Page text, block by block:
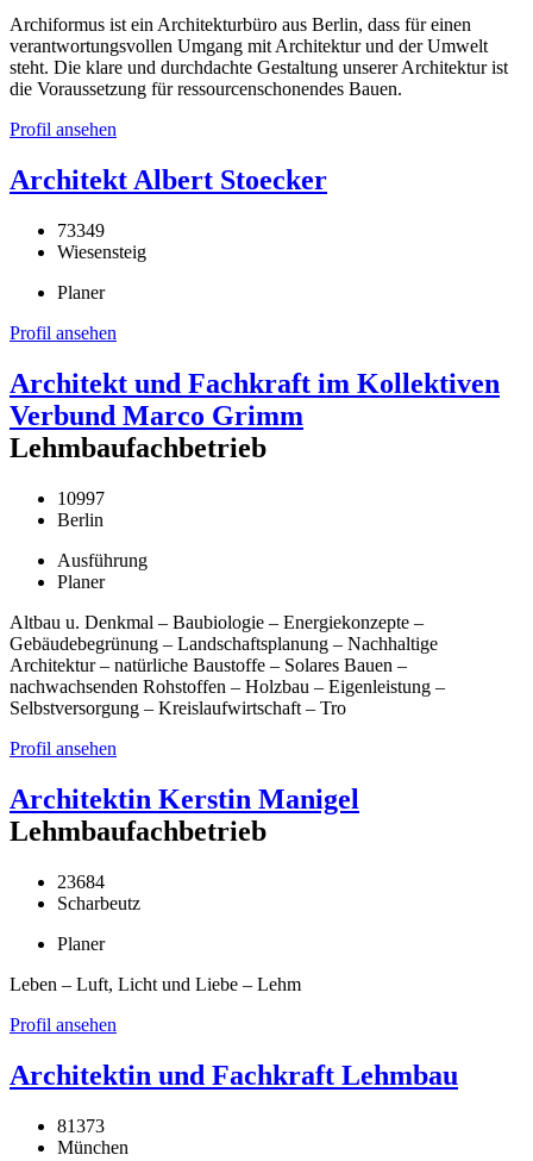
Archiformus ist ein Architekturbüro aus Berlin, dass für einen
verantwortungsvollen Umgang mit Architektur und der Umwelt
steht. Die klare und durchdachte Gestaltung unserer Architektur ist
die Voraussetzung für ressourcenschonendes Bauen.
Profil ansehen
Architekt Albert Stoecker
73349
Wiesensteig
Planer
Profil ansehen
Architekt und Fachkraft im Kollektiven
Verbund Marco Grimm
Lehmbaufachbetrieb
10997
Berlin
Ausführung
Planer
Altbau u. Denkmal – Baubiologie – Energiekonzepte –
Gebäudebegrünung – Landschaftsplanung – Nachhaltige
Architektur – natürliche Baustoffe – Solares Bauen –
nachwachsenden Rohstoffen – Holzbau – Eigenleistung –
Selbstversorgung – Kreislaufwirtschaft – Tro
Profil ansehen
Architektin Kerstin Manigel
Lehmbaufachbetrieb
23684
Scharbeutz
Planer
Leben – Luft, Licht und Liebe – Lehm
Profil ansehen
Architektin und Fachkraft Lehmbau
81373
München